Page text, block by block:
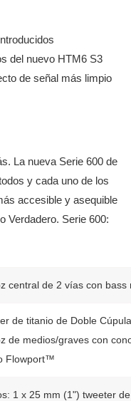
del nuevo HTM6 S3
de señal más limpio
La nueva Serie 600 de
y cada uno de los
accesible y asequible
Verdadero. Serie 600:
central de 2 vías con bass
de titanio de Doble
de medios/graves con
Flowport™
1 x 25 mm (1") tweeter